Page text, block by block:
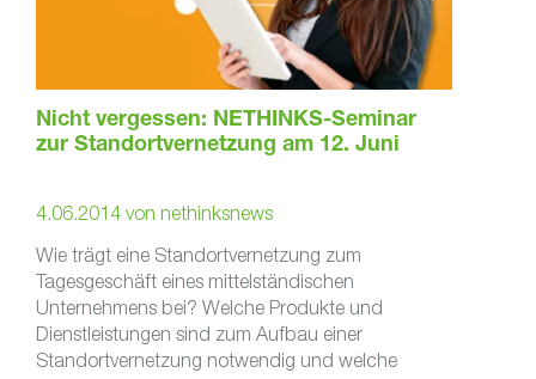
Nicht vergessen: NETHINKS-Seminar
zur Standortvernetzung am 12. Juni
4.06.2014 von nethinksnews
Wie trägt eine Standortvernetzung zum
Tagesgeschäft eines mittelständischen
Unternehmens bei? Welche Produkte und
Dienstleistungen sind zum Aufbau einer
Standortvernetzung notwendig und welche